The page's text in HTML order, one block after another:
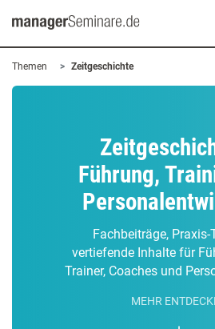
Themen Zeitgeschichte
Führung,
Fachbeiträge, Praxis-
vertiefende Inhalte für
Trainer, Coaches und
MEHR